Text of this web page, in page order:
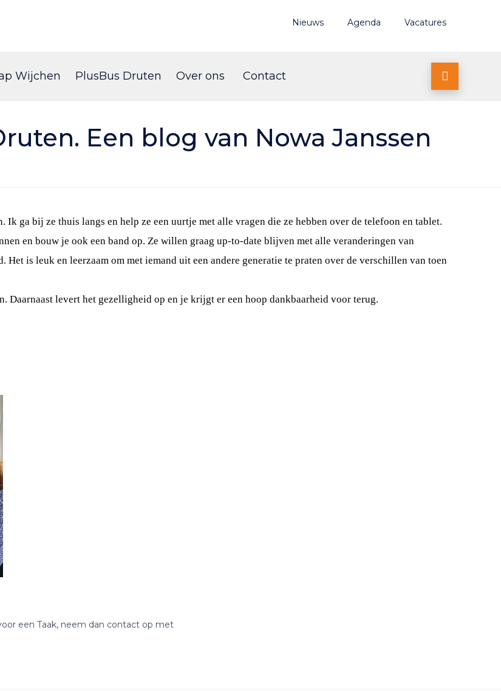
Nieuws Agenda Vacatures
to
Wijchen PlusBus Druten Over ons Contact 
Een blog van Nowa Janssen
ga bij ze thuis langs en help ze een uurtje met alle vragen die ze hebben over de telefoon en tablet.
en bouw je ook een band op. Ze willen graag up-to-date blijven met alle veranderingen van
Het is leuk en leerzaam om met iemand uit een andere generatie te praten over de verschillen van toen
Daarnaast levert het gezelligheid op en je krijgt er een hoop dankbaarheid voor terug.
een Taak, neem dan contact op met